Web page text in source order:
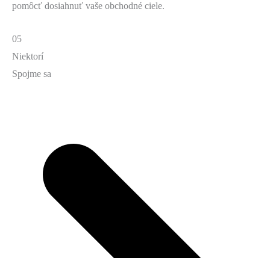
pomôcť dosiahnuť vaše obchodné ciele.
05
Niektorí
Spojme sa